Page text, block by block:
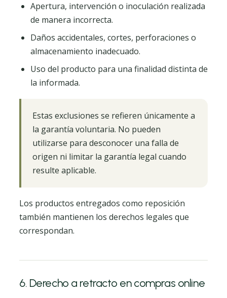
Apertura, intervención o inoculación realizada
de manera incorrecta.
Daños accidentales, cortes, perforaciones o
almacenamiento inadecuado.
Uso del producto para una finalidad distinta de
la informada.
Estas exclusiones se refieren únicamente a
la garantía voluntaria. No pueden
utilizarse para desconocer una falla de
origen ni limitar la garantía legal cuando
resulte aplicable.
Los productos entregados como reposición
también mantienen los derechos legales que
correspondan.
6. Derecho a retracto en compras online